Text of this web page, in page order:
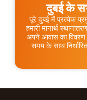
दुबई के
पूरे दुबई में प्रत्येक
हमारी मानार्थ
अपने आवास का
समय के साथ